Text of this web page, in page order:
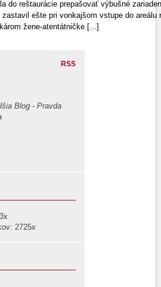
do reštaurácie prepašovať výbušné
zastavil ešte pri vonkajšom vstupe do
žene-atentátničke [...]
RSS
Blog - Pravda
2725x